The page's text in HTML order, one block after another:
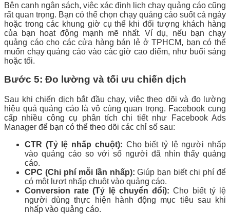
Bên cạnh ngân sách, việc xác định lịch chạy quảng cáo cũng
rất quan trọng. Bạn có thể chọn chạy quảng cáo suốt cả ngày
hoặc trong các khung giờ cụ thể khi đối tượng khách hàng
của bạn hoạt động mạnh mẽ nhất. Ví dụ, nếu bạn chạy
quảng cáo cho các cửa hàng bán lẻ ở TPHCM, bạn có thể
muốn chạy quảng cáo vào các giờ cao điểm, như buổi sáng
hoặc tối.
Bước 5: Đo lường và tối ưu chiến dịch
Sau khi chiến dịch bắt đầu chạy, việc theo dõi và đo lường
hiệu quả quảng cáo là vô cùng quan trọng. Facebook cung
cấp nhiều công cụ phân tích chi tiết như Facebook Ads
Manager để bạn có thể theo dõi các chỉ số sau:
CTR (Tỷ lệ nhấp chuột): Cho biết tỷ lệ người nhấp
vào quảng cáo so với số người đã nhìn thấy quảng
cáo.
CPC (Chi phí mỗi lần nhấp): Giúp bạn biết chi phí để
có một lượt nhấp chuột vào quảng cáo.
Conversion rate (Tỷ lệ chuyển đổi): Cho biết tỷ lệ
người dùng thực hiện hành động mục tiêu sau khi
nhấp vào quảng cáo.